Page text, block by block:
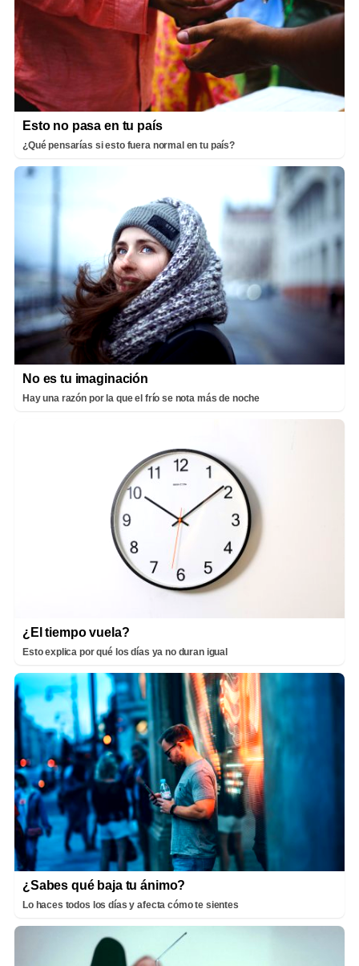
Esto no pasa en tu país
¿Qué pensarías si esto fuera normal en tu país?
No es tu imaginación
Hay una razón por la que el frío se nota más de noche
¿El tiempo vuela?
Esto explica por qué los días ya no duran igual
¿Sabes qué baja tu ánimo?
Lo haces todos los días y afecta cómo te sientes